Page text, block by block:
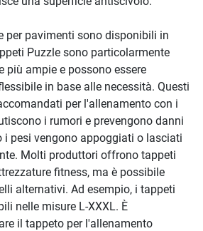
per pavimenti sono disponibili in
Puzzle sono particolarmente
più ampie e possono essere
in base alle necessità. Questi
per l'allenamento con i
i rumori e prevengono danni
i pesi vengono appoggiati o lasciati
Molti produttori offrono tappeti
fitness, ma è possibile
alternativi. Ad esempio, i tappeti
nelle misure L-XXXL. È
il tappeto per l'allenamento